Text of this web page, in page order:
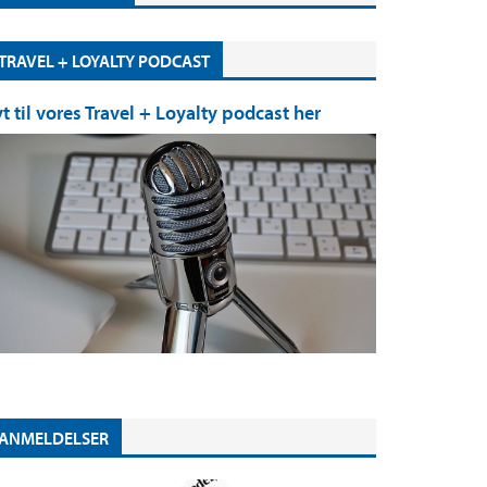
+ LOYALTY PODCAST
til vores Travel + Loyalty podcast her